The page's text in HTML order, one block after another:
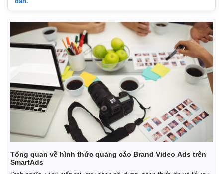
Tổng quan về hình thức quảng cáo Brand Video Ads trên
SmartAds